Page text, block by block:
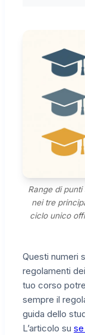
Range di
nei tre
ciclo unico
Questi numeri
regolamenti
tuo corso
sempre il
guida dello
L’articolo su